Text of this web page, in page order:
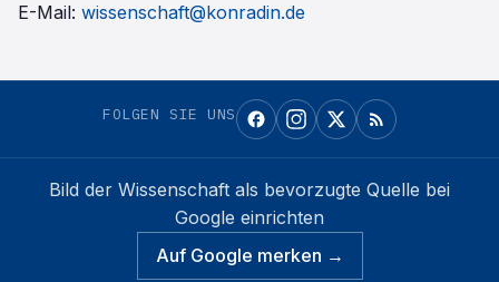
E-Mail: wissenschaft@konradin.de
FOLGEN SIE UNS
Bild der Wissenschaft als bevorzugte Quelle bei
Google einrichten
Auf Google merken →